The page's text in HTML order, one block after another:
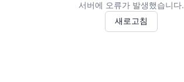
서버에 오류가 발생했습니다.
새로고침